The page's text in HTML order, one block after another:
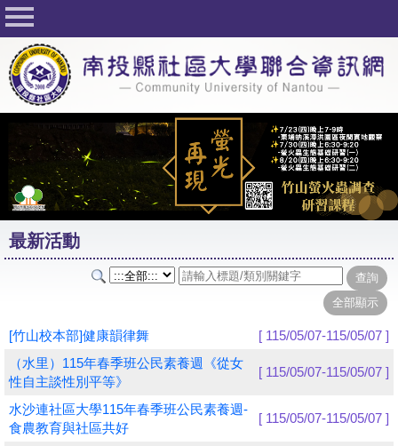
回首頁
關於社大
公佈欄
行事曆
最新活動
活動花絮
課程一覽表
志工與社團
友站連結
網路選課
學員專區
最新活動
[竹山校本部]健康韻律舞
[ 115/05/07-115/05/07 ]
（水里）115年春季班公民素養週《從女
性自主談性別平等》
[ 115/05/07-115/05/07 ]
水沙連社區大學115年春季班公民素養週-
食農教育與社區共好
[ 115/05/07-115/05/07 ]